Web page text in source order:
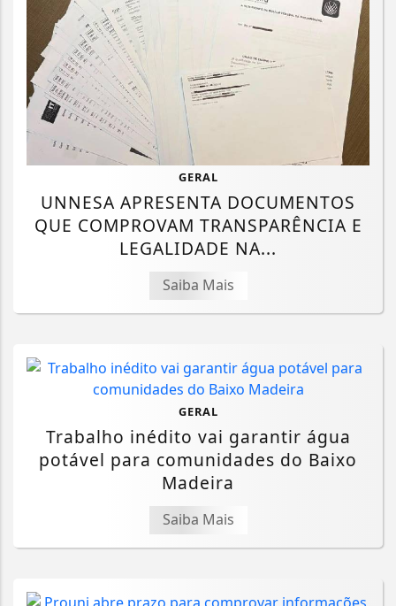
GERAL
UNNESA APRESENTA DOCUMENTOS
QUE COMPROVAM TRANSPARÊNCIA E
LEGALIDADE NA...
Saiba Mais
GERAL
Trabalho inédito vai garantir água
potável para comunidades do Baixo
Madeira
Saiba Mais